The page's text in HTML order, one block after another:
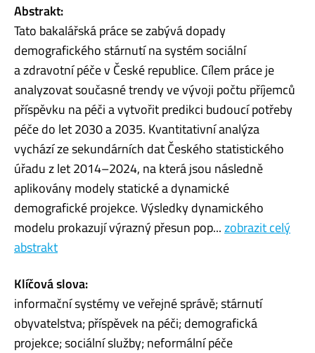
Abstrakt:
Tato bakalářská práce se zabývá dopady
demografického stárnutí na systém sociální
a zdravotní péče v České republice. Cílem práce je
analyzovat současné trendy ve vývoji počtu příjemců
příspěvku na péči a vytvořit predikci budoucí potřeby
péče do let 2030 a 2035. Kvantitativní analýza
vychází ze sekundárních dat Českého statistického
úřadu z let 2014–2024, na která jsou následně
aplikovány modely statické a dynamické
demografické projekce. Výsledky dynamického
modelu prokazují výrazný přesun pop...zobrazit celý
abstrakt
Klíčová slova:
informační systémy ve veřejné správě; stárnutí
obyvatelstva; příspěvek na péči; demografická
projekce; sociální služby; neformální péče